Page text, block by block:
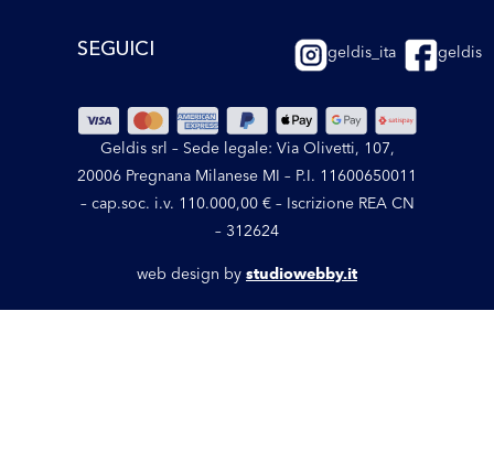
SEGUICI geldis_ita geldis
Geldis srl – Sede legale: Via Olivetti, 107,
20006 Pregnana Milanese MI – P.I. 11600650011
– cap.soc. i.v. 110.000,00 € – Iscrizione REA CN
– 312624
web design by studiowebby.it